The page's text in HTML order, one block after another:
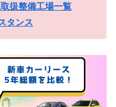
扱整備工場一覧
タンス